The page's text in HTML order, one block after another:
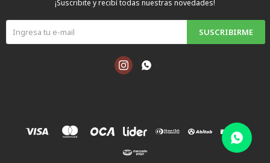
¡Suscribite y recibí todas nuestras novedades!
SUSCRIBIRME
 